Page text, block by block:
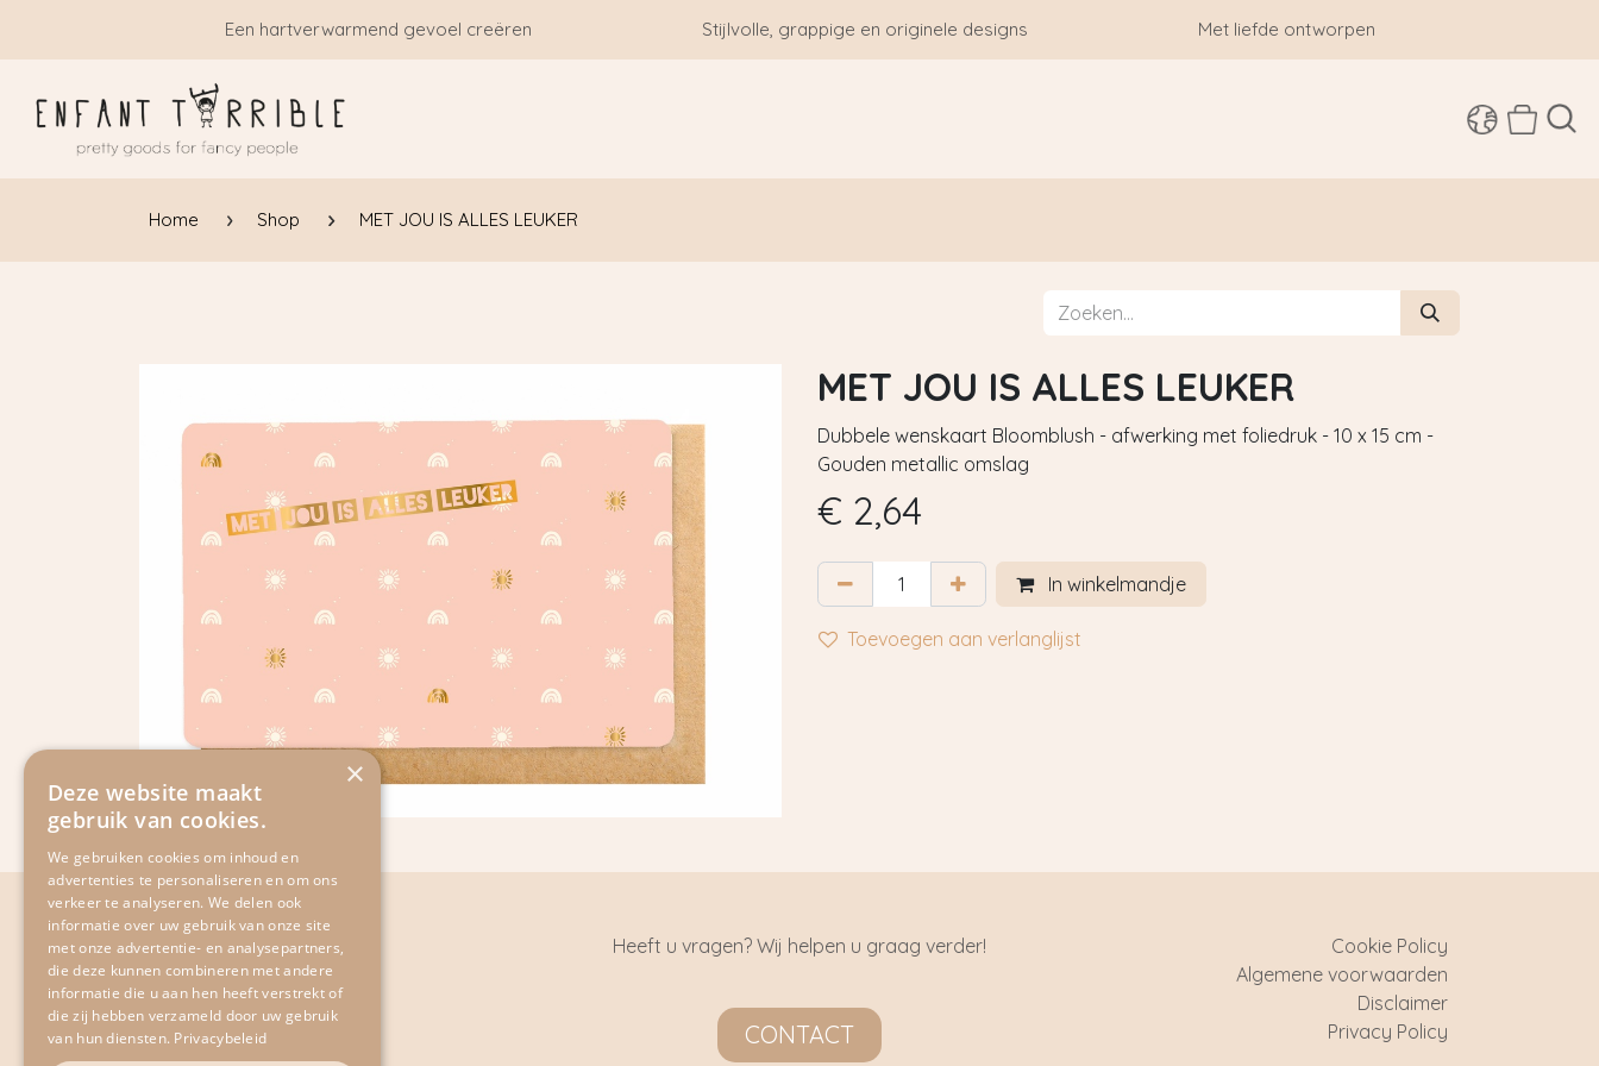
Een hartverwarmend gevoel creëren Stijlvolle, grappige en originele designs Met liefde ontworpen
Home Shop MET JOU IS ALLES LEUKER
MET JOU IS ALLES LEUKER
Dubbele wenskaart Bloomblush - afwerking met foliedruk - 10 x 15 cm -
Gouden metallic omslag
€ 2,64
In winkelmandje
Toevoegen aan verlanglijst
​Scheldekaai 12
9690 Kluisbergen
​Belgium
Heeft u vragen? Wij helpen u graag verder!
CONTACT
Cookie Policy
Algemene voorwaarden
Disclaimer
Privacy Policy
×
Deze website maakt
gebruik van cookies.
We gebruiken cookies om inhoud en
advertenties te personaliseren en om ons
verkeer te analyseren. We delen ook
informatie over uw gebruik van onze site
met onze advertentie- en analysepartners,
die deze kunnen combineren met andere
informatie die u aan hen heeft verstrekt of
die zij hebben verzameld door uw gebruik
van hun diensten. Privacybeleid